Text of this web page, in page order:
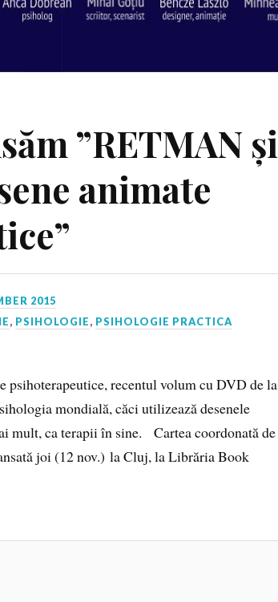
”RETMAN și
animate
2015
, PSIHOLOGIE, PSIHOLOGIE PRACTICA
psihoterapeutice, recentul volum cu DVD de la
mondială, căci utilizează desenele
mult, ca terapii în sine. Cartea coordonată de
joi (12 nov.) la Cluj, la Librăria Book